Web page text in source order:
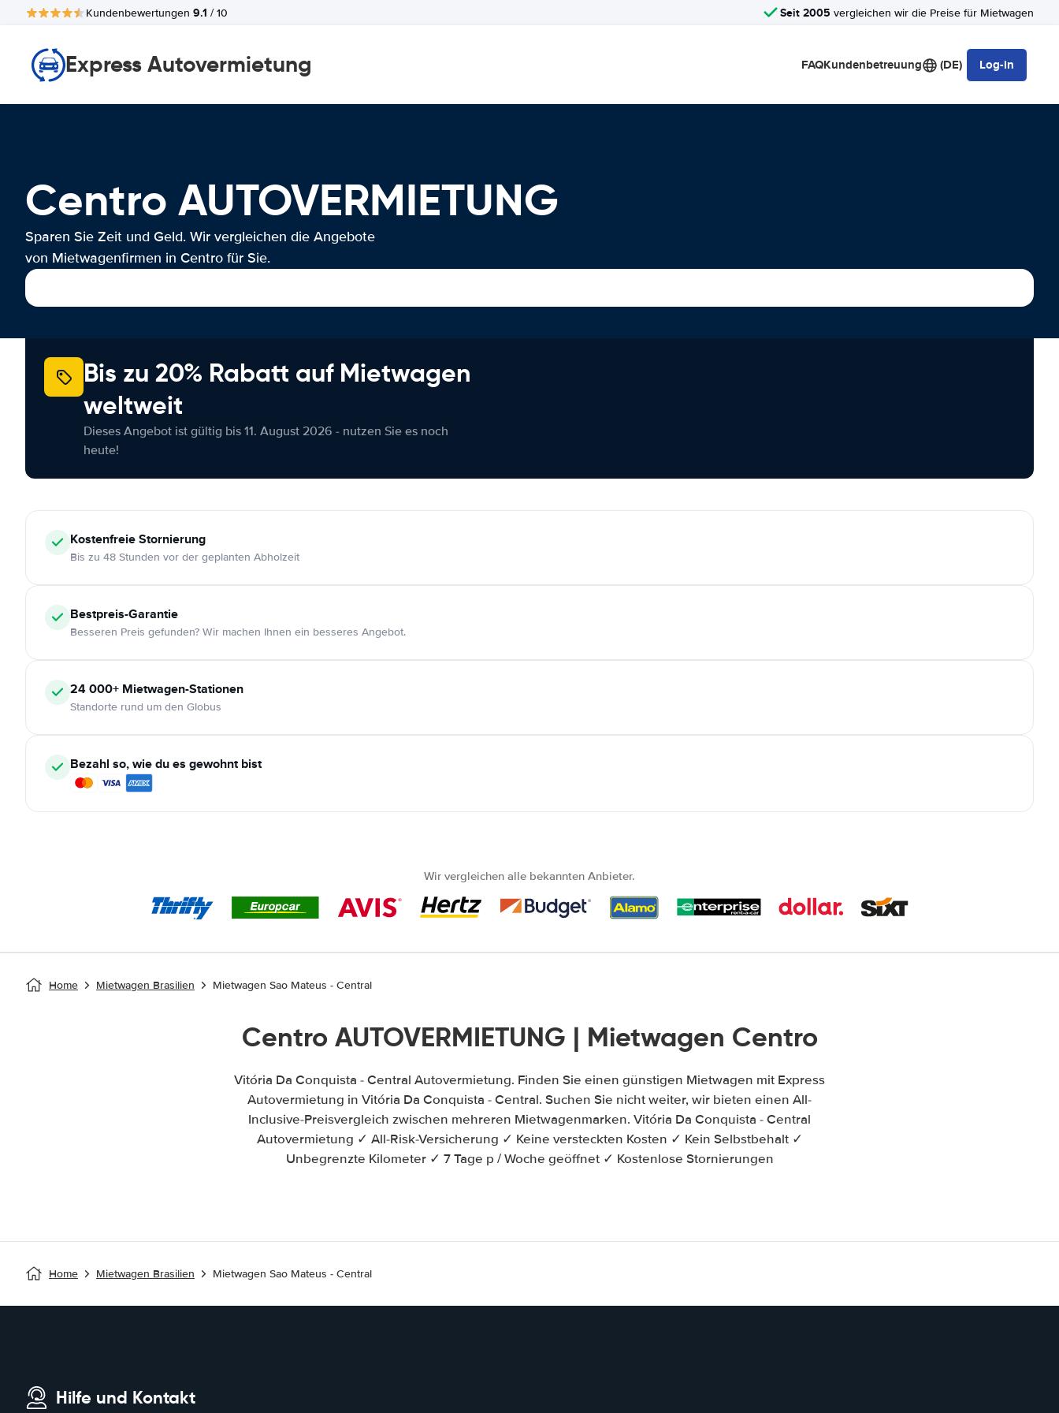
Kundenbewertungen 9.1 / 10 Seit 2005 vergleichen wir die Preise für Mietwagen
Express Autovermietung FAQKundenbetreuung (DE) Log-in
Centro AUTOVERMIETUNG
Sparen Sie Zeit und Geld. Wir vergleichen die Angebote
von Mietwagenfirmen in Centro für Sie.
Bis zu 20% Rabatt auf Mietwagen
weltweit
Dieses Angebot ist gültig bis 11. August 2026 - nutzen Sie es noch
heute!
KostenfreieStornierung
Bis zu 48 Stunden vor der geplanten Abholzeit
Bestpreis-Garantie
Besseren Preis gefunden? Wir machen Ihnen ein besseres Angebot.
24 000+ Mietwagen-Stationen
Standorte rund um den Globus
Bezahl so, wie du es gewohnt bist
Wir vergleichen alle bekannten Anbieter.
Home Mietwagen Brasilien Mietwagen Sao Mateus - Central
Centro AUTOVERMIETUNG | Mietwagen Centro
Vitória Da Conquista - Central Autovermietung. Finden Sie einen günstigen Mietwagen mit Express
Autovermietung in Vitória Da Conquista - Central. Suchen Sie nicht weiter, wir bieten einen All-
Inclusive-Preisvergleich zwischen mehreren Mietwagenmarken. Vitória Da Conquista - Central
Autovermietung ✓ All-Risk-Versicherung ✓ Keine versteckten Kosten ✓ Kein Selbstbehalt ✓
Unbegrenzte Kilometer ✓ 7 Tage p / Woche geöffnet ✓ Kostenlose Stornierungen
Home Mietwagen Brasilien Mietwagen Sao Mateus - Central
Hilfe und Kontakt